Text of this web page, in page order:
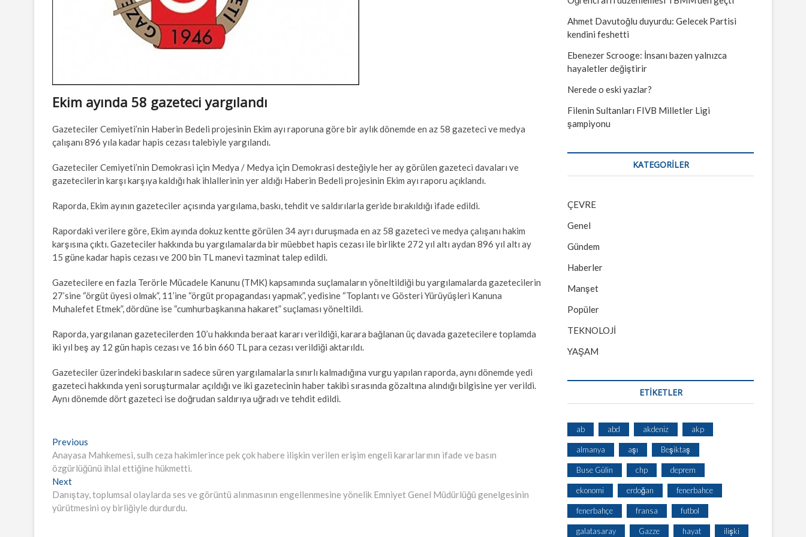
Ekim ayında 58 gazeteci yargılandı
Gazeteciler Cemiyeti’nin Haberin Bedeli projesinin Ekim ayı raporuna göre bir aylık dönemde en az 58 gazeteci ve medya
çalışanı 896 yıla kadar hapis cezası talebiyle yargılandı.
Gazeteciler Cemiyeti’nin Demokrasi için Medya / Medya için Demokrasi desteğiyle her ay görülen gazeteci davaları ve
gazetecilerin karşı karşıya kaldığı hak ihlallerinin yer aldığı Haberin Bedeli projesinin Ekim ayı raporu açıklandı.
Raporda, Ekim ayının gazeteciler açısında yargılama, baskı, tehdit ve saldırılarla geride bırakıldığı ifade edildi.
Rapordaki verilere göre, Ekim ayında dokuz kentte görülen 34 ayrı duruşmada en az 58 gazeteci ve medya çalışanı hakim
karşısına çıktı. Gazeteciler hakkında bu yargılamalarda bir müebbet hapis cezası ile birlikte 272 yıl altı aydan 896 yıl altı ay
15 güne kadar hapis cezası ve 200 bin TL manevi tazminat talep edildi.
Gazetecilere en fazla Terörle Mücadele Kanunu (TMK) kapsamında suçlamaların yöneltildiği bu yargılamalarda gazetecilerin
27’sine “örgüt üyesi olmak”, 11’ine “örgüt propagandası yapmak”, yedisine “Toplantı ve Gösteri Yürüyüşleri Kanuna
Muhalefet Etmek”, dördüne ise “cumhurbaşkanına hakaret” suçlaması yöneltildi.
Raporda, yargılanan gazetecilerden 10’u hakkında beraat kararı verildiği, karara bağlanan üç davada gazetecilere toplamda
iki yıl beş ay 12 gün hapis cezası ve 16 bin 660 TL para cezası verildiği aktarıldı.
Gazeteciler üzerindeki baskıların sadece süren yargılamalarla sınırlı kalmadığına vurgu yapılan raporda, aynı dönemde yedi
gazeteci hakkında yeni soruşturmalar açıldığı ve iki gazetecinin haber takibi sırasında gözaltına alındığı bilgisine yer verildi.
Aynı dönemde dört gazeteci ise doğrudan saldırıya uğradı ve tehdit edildi.
Yazı
gezinmesi
Previous
post:
Anayasa Mahkemesi, sulh ceza hakimlerince pek çok habere ilişkin verilen erişim engeli kararlarının ifade ve basın
özgürlüğünü ihlal ettiğine hükmetti.
NextNext
post:
Danıştay, toplumsal olaylarda ses ve görüntü alınmasının engellenmesine yönelik Emniyet Genel Müdürlüğü genelgesinin
yürütmesini oy birliğiyle durdurdu.
Ahmet Davutoğlu duyurdu: Gelecek Partisi
kendini feshetti
Ebenezer Scrooge: İnsanı bazen yalnızca
hayaletler değiştirir
Nerede o eski yazlar?
Filenin Sultanları FIVB Milletler Ligi
şampiyonu
KATEGORILER
ÇEVRE
Genel
Gündem
Haberler
Manşet
Popüler
TEKNOLOJİ
YAŞAM
ETİKETLER
ab abd akdeniz akp
almanya aşı Beşiktaş
Buse Gülin chp deprem
ekonomi erdoğan fenerbahce
fenerbahçe fransa futbol
galatasaray Gazze hayat ilişki